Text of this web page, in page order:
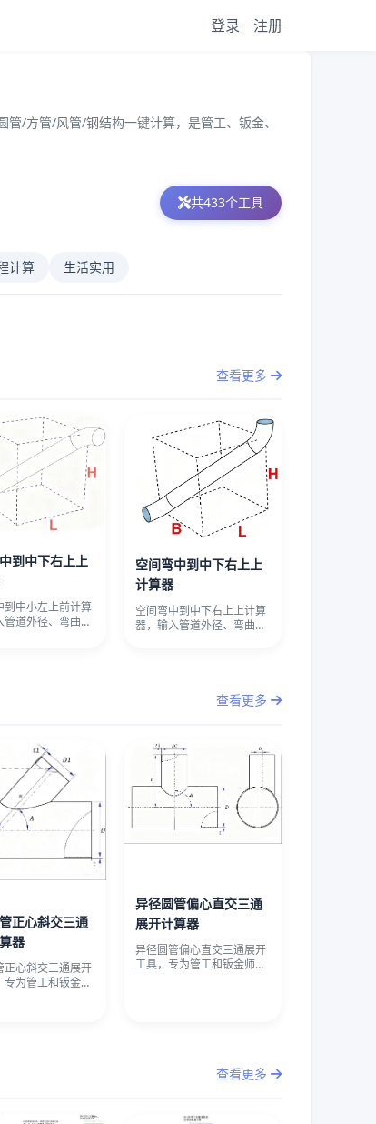
登录 注册
/方管/风管/钢结构一键计算，是管工、钣金、
共433个工具
计算 生活实用
查看更多
到中下右上上
到中小左上前计算
管道外径、弯曲半
空间弯中到中下右上上
计算器
空间弯中到中下右上上计算
器，输入管道外径、弯曲半
查看更多
正心斜交三通
器
正心斜交三通展开
专为管工和钣金师
异径圆管偏心直交三通
展开计算器
异径圆管偏心直交三通展开
工具，专为管工和钣金师傅
查看更多